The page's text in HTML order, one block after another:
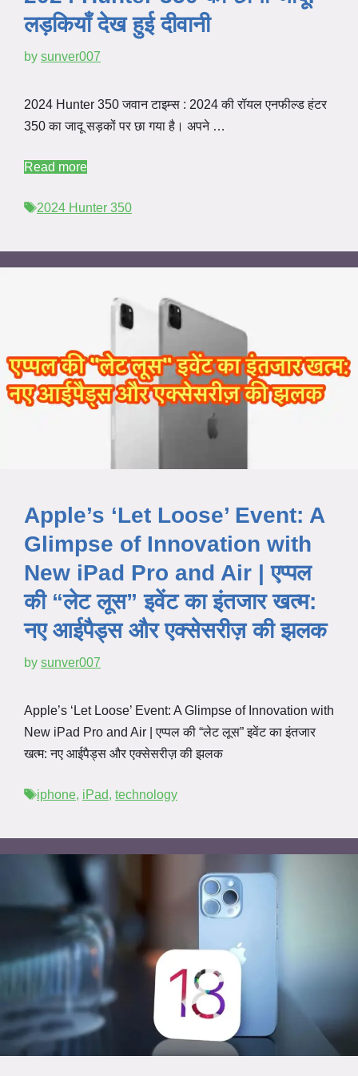
लड़कियाँ देख हुई दीवानी
by sunver007
2024 Hunter 350 जवान टाइम्स : 2024 की रॉयल एनफील्ड हंटर
350 का जादू सड़कों पर छा गया है। अपने …
Read more
Tags
2024 Hunter 350
Apple’s ‘Let Loose’ Event: A
Glimpse of Innovation with
New iPad Pro and Air | एप्पल
की “लेट लूस” इवेंट का इंतजार खत्म:
नए आईपैड्स और एक्सेसरीज़ की झलक
by sunver007
Apple’s ‘Let Loose’ Event: A Glimpse of Innovation with
New iPad Pro and Air | एप्पल की “लेट लूस” इवेंट का इंतजार
खत्म: नए आईपैड्स और एक्सेसरीज़ की झलक
Tags
iphone, iPad, technology